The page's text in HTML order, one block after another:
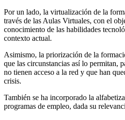
Por un lado, la virtualización de la
través de las Aulas Virtuales, con el
conocimiento de las habilidades
contexto actual.
Asimismo, la priorización de la
que las circunstancias así lo permitan,
no tienen acceso a la red y que han
crisis.
También se ha incorporado la
programas de empleo, dada su